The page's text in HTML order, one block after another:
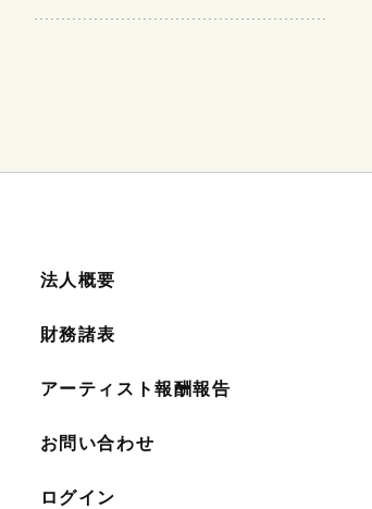
法人概要
財務諸表
アーティスト報酬報告
お問い合わせ
ログイン